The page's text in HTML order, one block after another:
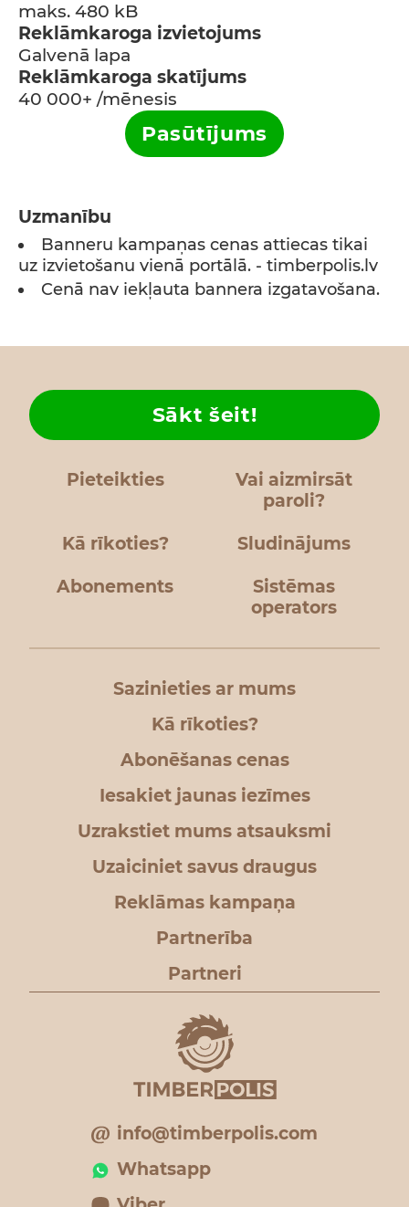
maks. 480 kB
Reklāmkaroga izvietojums
Galvenā lapa
Reklāmkaroga skatījums
40 000+ /mēnesis
Pasūtījums
Uzmanību
Banneru kampaņas cenas attiecas tikai
uz izvietošanu vienā portālā. - timberpolis.lv
Cenā nav iekļauta bannera izgatavošana.
Pieteikties
Vai aizmirsāt
paroli?
Kā rīkoties?
Sākt šeit!
Sludinājums
Abonements
Sistēmas
operators
Sazinieties ar mums
Kā rīkoties?
Abonēšanas cenas
Iesakiet jaunas iezīmes
Uzrakstiet mums atsauksmi
Uzaiciniet savus draugus
Reklāmas kampaņa
Partnerība
Partneri
info@timberpolis.com
Whatsapp